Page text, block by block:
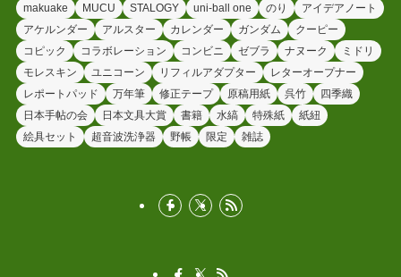
makuake
MUCU STALOGY uni-ball one のり
アイデアノート
アケルンダー
アルスター カレンダー ガンダム
クーピー
コピック
コラボレーション コンビニ ゼブラ ナヌーク
ミドリ
モレスキン
ユニコーン リフィルアダプター
レターオープナー
レポートパッド
万年筆 修正テープ 原稿用紙 呉竹
四季織
日本手帖の会
日本文具大賞 書籍 水縞 特殊紙
紙紐
絵具セット
超音波洗浄器 野帳 限定 雑誌